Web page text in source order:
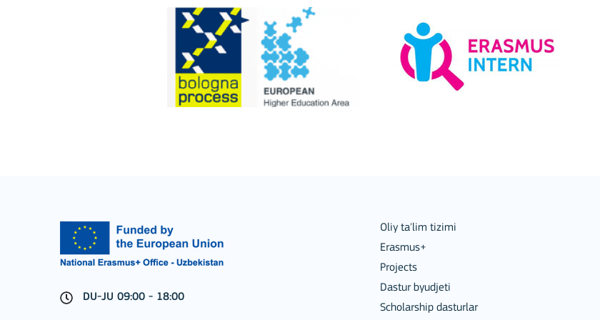
BATAFSIL
DU-JU 09:00 - 18:00
Oliy ta'lim tizimi
Erasmus+
Projects
Dastur byudjeti
Scholarship dasturlar